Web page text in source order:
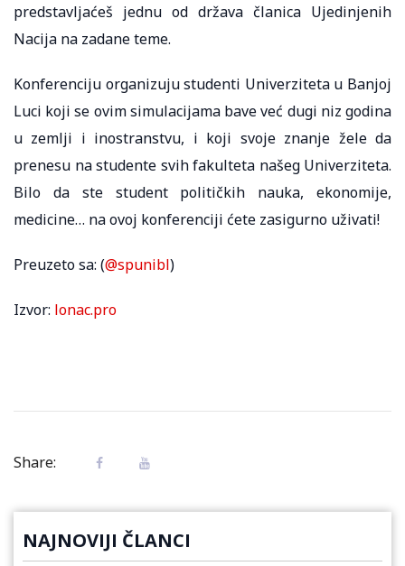
predstavljaćeš jednu od država članica Ujedinjenih
Nacija na zadane teme.
Konferenciju organizuju studenti Univerziteta u Banjoj
Luci koji se ovim simulacijama bave već dugi niz godina
u zemlji i inostranstvu, i koji svoje znanje žele da
prenesu na studente svih fakulteta našeg Univerziteta.
Bilo da ste student političkih nauka, ekonomije,
medicine… na ovoj konferenciji ćete zasigurno uživati!
Preuzeto sa: (@spunibl)
Izvor: lonac.pro
Share:
NAJNOVIJI ČLANCI